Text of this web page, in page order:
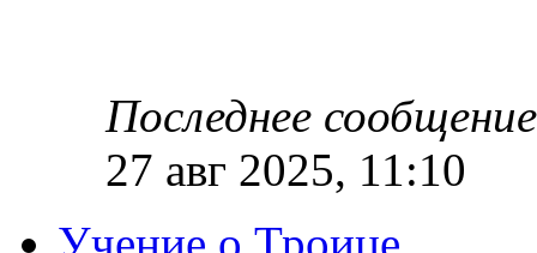
Последнее
27 авг 2025, 11:10
Учение о Троице